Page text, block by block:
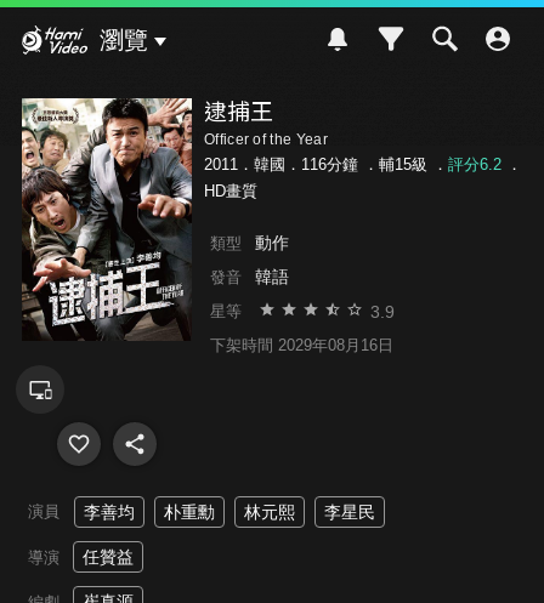
瀏覽
逮捕王
Officer of the Year
2011．韓國．116分鐘 ． 輔15級 ． 評分6.2．
HD畫質
類型 動作
發音 韓語
星等 3.9
下架時間 2029年08月16日
演員 李善均 朴重勳 林元熙 李星民
導演 任贊益